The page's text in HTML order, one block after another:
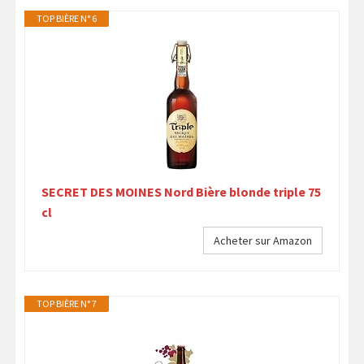
TOP BIÈRE N° 6
SECRET DES MOINES Nord Bière blonde triple 75
cl
Acheter sur Amazon
TOP BIÈRE N° 7